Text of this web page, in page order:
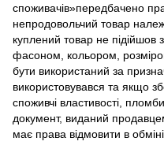
споживачів»передбачено
непродовольчий товар
куплений товар не
фасоном, кольором,
бути використаний за
використовувався та якщо
споживчі властивості,
документ, виданий
має права відмовити в